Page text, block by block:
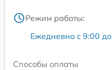
Режим работы:
Ежедневно с 9:00
Способы оплаты